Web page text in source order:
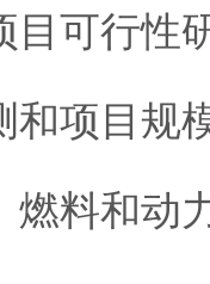
目可行性
和项目规
燃料和动